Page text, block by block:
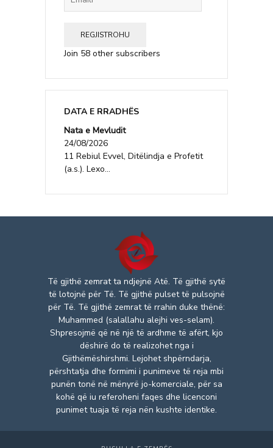
REGJISTROHU
Join 58 other subscribers
DATA E RRADHËS
Nata e Mevludit
24/08/2026
11 Rebiul Evvel, Ditëlindja e Profetit
(a.s.). Lexo...
Të gjithë zemrat ta ndjejnë Atë. Të gjithë sytë
të lotojnë për Të. Të gjithë pulset të pulsojnë
për Të. Të gjithë zemrat të rrahin duke thënë:
Muhammed (salallahu alejhi ves-selam).
Shpresojmë që në një të ardhme të afërt, kjo
dëshirë do të realizohet nga i
Gjithëmëshirshmi. Lejohet shpërndarja,
përshtatja dhe formimi i punimeve të reja mbi
punën tonë në mënyrë jo-komerciale, për sa
kohë që iu referoheni faqes dhe licenconi
punimet tuaja të reja nën kushte identike.